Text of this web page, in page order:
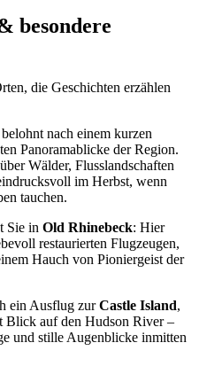
besondere
die Geschichten erzählen
belohnt nach einem kurzen
Panoramablicke der Region.
Wälder, Flusslandschaften
im Herbst, wenn
tauchen.
Sie in Old Rhinebeck: Hier
restaurierten Flugzeugen,
Hauch von Pioniergeist der
ein Ausflug zurCastle Island,
Blick auf den Hudson River –
und stille Augenblicke inmitten